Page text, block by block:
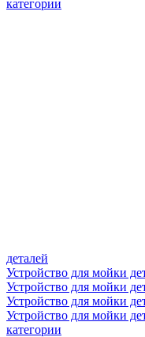
категории
деталей
Устройство для мойки
Устройство для мойки
Устройство для мойки
Устройство для мойки
категории